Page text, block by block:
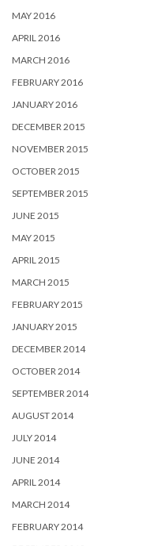
MAY 2016
APRIL 2016
MARCH 2016
FEBRUARY 2016
JANUARY 2016
DECEMBER 2015
NOVEMBER 2015
OCTOBER 2015
SEPTEMBER 2015
JUNE 2015
MAY 2015
APRIL 2015
MARCH 2015
FEBRUARY 2015
JANUARY 2015
DECEMBER 2014
OCTOBER 2014
SEPTEMBER 2014
AUGUST 2014
JULY 2014
JUNE 2014
APRIL 2014
MARCH 2014
FEBRUARY 2014